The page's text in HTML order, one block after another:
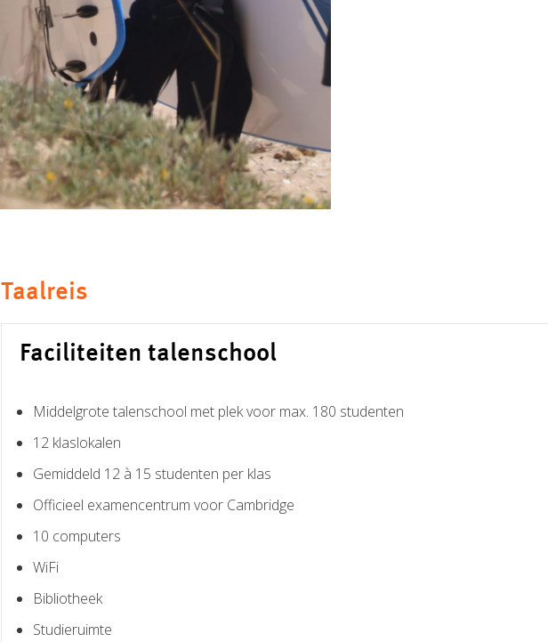
Taalreis
Faciliteiten talenschool
Middelgrote talenschool met plek voor max. 180 studenten
12 klaslokalen
Gemiddeld 12 à 15 studenten per klas
Officieel examencentrum voor Cambridge
10 computers
WiFi
Bibliotheek
Studieruimte